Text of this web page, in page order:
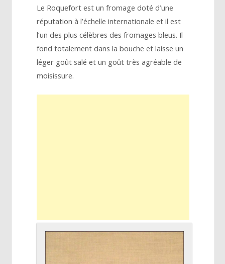
Le Roquefort est un fromage doté d’une
réputation à l’échelle internationale et il est
l’un des plus célèbres des fromages bleus. Il
fond totalement dans la bouche et laisse un
léger goût salé et un goût très agréable de
moisissure.